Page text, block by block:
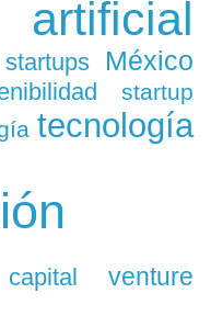
artificial
México
startup
tecnología
venture